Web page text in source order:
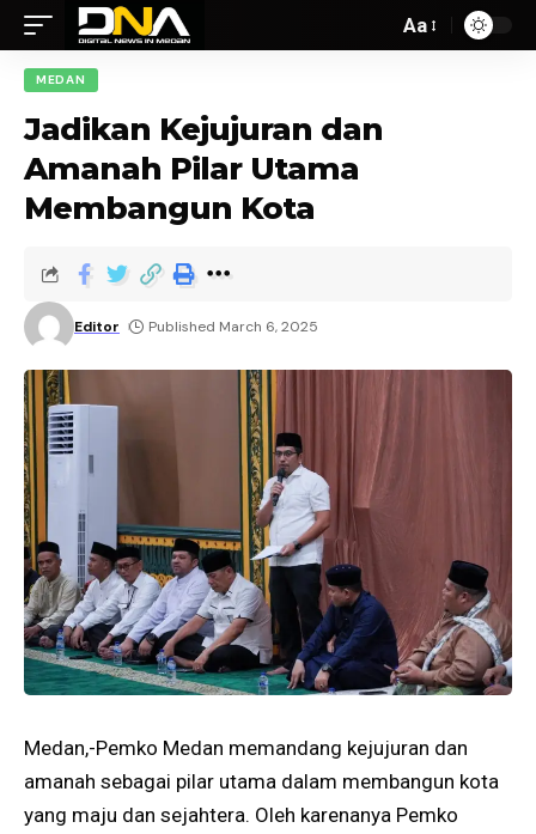
Aa
MEDAN
Jadikan Kejujuran dan
Amanah Pilar Utama
Membangun Kota
Editor Published March 6, 2025
Medan,-Pemko Medan memandang kejujuran dan
amanah sebagai pilar utama dalam membangun kota
yang maju dan sejahtera. Oleh karenanya Pemko